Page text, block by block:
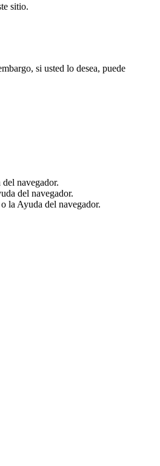
sitio.
si usted lo desea, puede
navegador.
del navegador.
la Ayuda del navegador.